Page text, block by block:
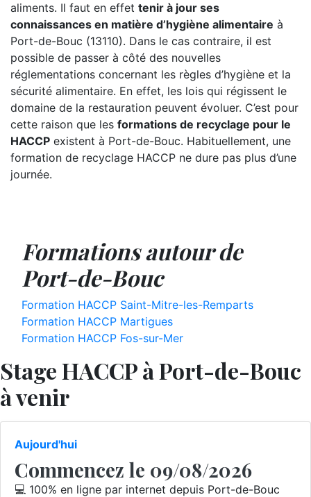
aliments. Il faut en effet tenir à jour ses
connaissances en matière d’hygiène alimentaire à
Port-de-Bouc (13110). Dans le cas contraire, il est
possible de passer à côté des nouvelles
réglementations concernant les règles d’hygiène et la
sécurité alimentaire. En effet, les lois qui régissent le
domaine de la restauration peuvent évoluer. C’est pour
cette raison que les formations de recyclage pour le
HACCP existent à Port-de-Bouc. Habituellement, une
formation de recyclage HACCP ne dure pas plus d’une
journée.
Formations autour de
Port-de-Bouc
Formation HACCP Saint-Mitre-les-Remparts
Formation HACCP Martigues
Formation HACCP Fos-sur-Mer
Stage HACCP à Port-de-Bouc
à venir
Aujourd'hui
Commencez le 09/08/2026
💻 100% en ligne par internet depuis Port-de-Bouc